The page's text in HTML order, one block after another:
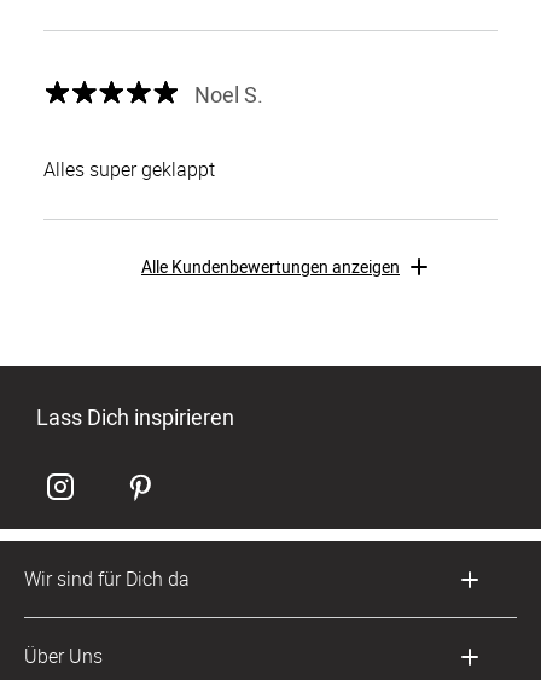
Noel S.
Alles super geklappt
Alle Kundenbewertungen anzeigen
Lass Dich inspirieren
Wir sind für Dich da
0221 956 725 10
Über Uns